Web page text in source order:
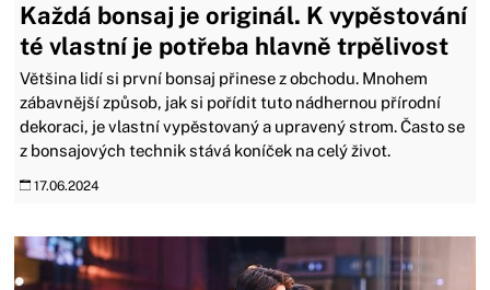
Každá bonsaj je originál. K vypěstování
té vlastní je potřeba hlavně trpělivost
Většina lidí si první bonsaj přinese z obchodu. Mnohem
zábavnější způsob, jak si pořídit tuto nádhernou přírodní
dekoraci, je vlastní vypěstovaný a upravený strom. Často se
z bonsajových technik stává koníček na celý život.
17.06.2024